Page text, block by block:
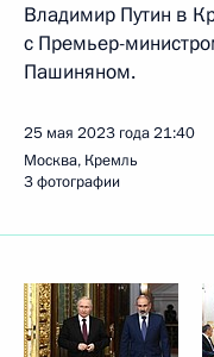
Владимир Путин в
с Премьер-
Пашиняном.
25 мая 2023 года21:40
Москва, Кремль
3 фотографии